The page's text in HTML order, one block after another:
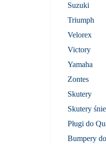
Suzuki
Triumph
Velorex
Victory
Yamaha
Zontes
Skutery
Skutery
Pługi do
Bumpery